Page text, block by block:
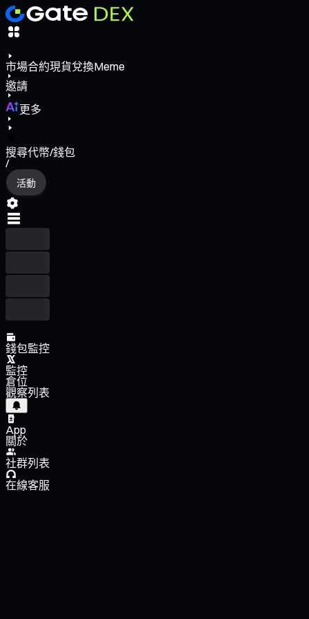
市場合約現貨兌換Meme
邀請
更多
搜尋代幣/錢包
/
活動
錢包監控
監控
倉位
觀察列表
App
關於
社群列表
在線客服